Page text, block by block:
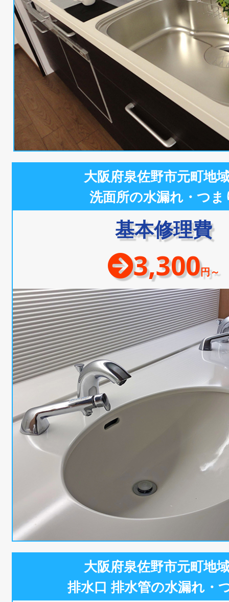
大阪府泉佐野市元町地
洗面所の水漏れ・つま
基本修理費
3,300円～
大阪府泉佐野市元町地
排水口 排水管の水漏れ・